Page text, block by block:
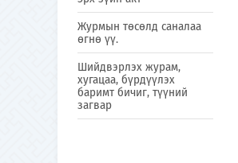
Журмын төсөлд саналаа
өгнө үү.
Шийдвэрлэх журам,
хугацаа, бүрдүүлэх
баримт бичиг, түүний
загвар